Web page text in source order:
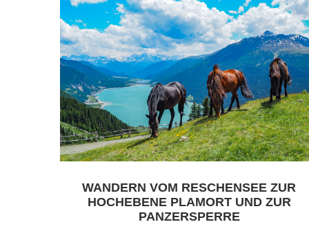
WANDERN VOM RESCHENSEE ZUR
HOCHEBENE PLAMORT UND ZUR
PANZERSPERRE